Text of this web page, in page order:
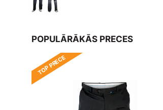
POPULĀRĀKĀS PRECES
TOP PRECE